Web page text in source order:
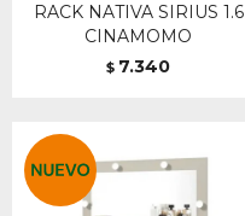
RACK NATIVA SIRIUS 1.6
CINAMOMO
$ 7.340